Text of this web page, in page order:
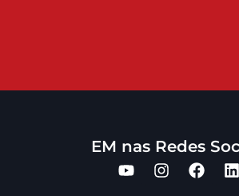
EM nas Redes